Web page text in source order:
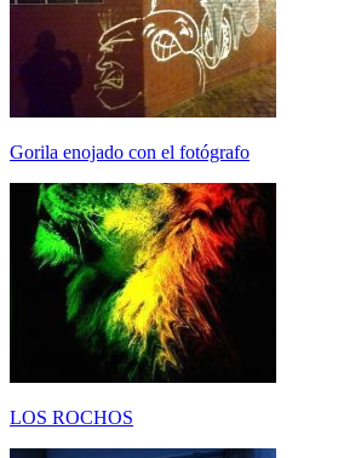
Gorila enojado con el fotógrafo
LOS ROCHOS